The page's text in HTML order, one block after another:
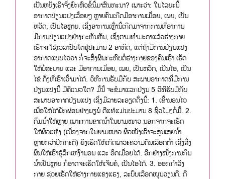
ເປັນຫຍັງເຮົາຈຶ່ງຍົກຫົວຂໍ້ນີ້ມາສົນທະນາ? ເພາະວ່າ: ໃນໄລຍະນີ້
ອາກາດປ່ຽນແປງເລື້ອຍໆ ຫຼາຍຄົນເກີດມີອາການເມື່ອຍ, ເພຍ, ເປັນ
ຫວັດ, ເປັນໄອຫຼາຍ. ເຊິ່ງອາການເຫຼົ່ານີ້ເກີດມາຈາກການທີ່ອາການ
ມີການປ່ຽນແປງຢ່າງກະທັນຫັນ, ເຊິ່ງຕາມທໍາມະດາແລ້ວຮ່າງກາຍ
ເຮົາຈະໃຊ້ເວລາປັບໂຕຢູ່ປະມານ 2 ອາທິດ, ແຕ່ຖ້າມີການປ່ຽນແປງ
ອາກາດແບບໄວວາ ກໍ່ຈະສົ່ງຜົນກະທົບຕໍ່ຮ່າງກາຍຂອງຄົນເຮົາ ເຮັດ
ໃຫ້ບໍ່ສະບາຍ ແລະ ມີອາການເມື່ອຍ, ເພຍ, ເປັນຫວັດ, ເປັນໄອ, ເປັນ
ໄຂ້ ດັ່ງທີ່ເຮົາເວົ້າມາໄດ້. ວິທີການຮັບມືກັບ ສະພາບອາກາດທີ່ມີການ
ປ່ຽນແປງນີ້ ມີຄືແນວໃດ? ມື້ນີ້ ຈະຂໍມາແລກປ່ຽນ 5 ວິທີຮັບມືກັບ
ສະພາບອາກາດປ່ຽນແປງ ເຊິ່ງມີລາຍລະອຽດດັ່ງນີ້: 1. ເຂົ້ານອນໄວ
ເພື່ອໃຫ້ໄດ້ພັກຜ່ອນຢ່າງພຽພໍ ດີແທ້ແມ່ນປະມານ 8 ຊົ່ວໂມງຕໍ່ມື້. 2.
ດື່ມນໍ້າໃຫ້ຫຼາຍ ເພາະການຂາດນໍ້າໃນຍາມໜາວ ນອກຈາກຈະເຮັດ
ໃຫ້ຜິວແຫ້ງ (ເນື່ອງຈາກໃນຍາມໜາວ ຜິວໜັງເຮົາຈະສູນເສຍນໍ້າ
ຫຼາຍກວ່າປົກກະຕິ) ຍັງເຮັດໃຫ້ເກີດພາວະຄວາມດັນເລືອດຕໍ່າ ເຊິ່ງສົ່ງ
ຜົນໃຫ້ເຮົາຮູ້ລຶກເຫງົານອນ ແລະ ອິດເມື່ອຍໄດ້. ອີກຢ່າງໜື່ງການກິນ
ນໍ້າເຢັນຫຼາຍ ກໍ່ອາດຈະເຮັດໃຫ້ເຈັບຄໍ, ເປັນໄອໄດ້. 3. ອອກກໍາລັງ
ກາຍ ຊ່ວຍເຮັດໃຫ້ຮ່າງກາຍແຂງແຮງ, ລະບົບເລືອດໜູນວຽນດີ. ດີ